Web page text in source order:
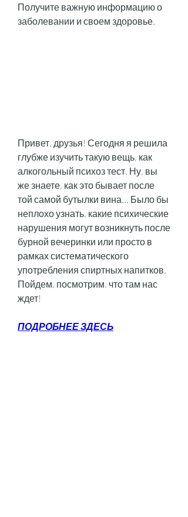
Получите важную информацию о
заболевании и своем здоровье.
Привет, друзья! Сегодня я решила
глубже изучить такую вещь, как
алкогольный психоз тест. Ну, вы
же знаете, как это бывает после
той самой бутылки вина... Было бы
неплохо узнать, какие психические
нарушения могут возникнуть после
бурной вечеринки или просто в
рамках систематического
употребления спиртных напитков.
Пойдем, посмотрим, что там нас
ждет!
ПОДРОБНЕЕ ЗДЕСЬ